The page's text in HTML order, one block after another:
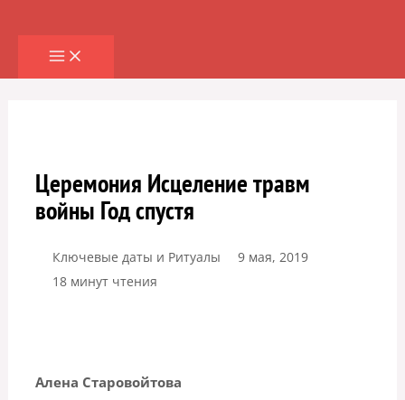
содержимому
Церемония Исцеление травм
войны Год спустя
Ключевые даты и Ритуалы
9 мая, 2019
18 минут чтения
Алена Старовойтова